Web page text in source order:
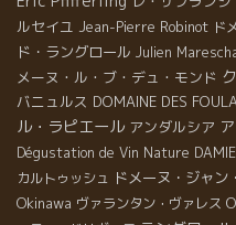
ルセイユ Jean-Pierre Robinot ド
ド・ラングロール Julien
メーヌ・ル・ブ・デュ・モンド
バニュルス DOMAINE DES
ル・ラピエール アンダルシア
Dégustation de Vin Nature
カルトゥッシュ ドメーヌ・ジャン
Okinawa ヴァランタン・ヴァレス